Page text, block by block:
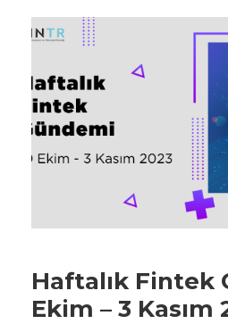
Haftalık Fintek
Ekim – 3 Kasım